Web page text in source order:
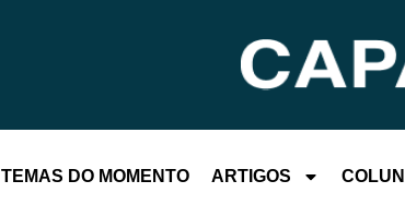
TEMAS DO MOMENTO ARTIGOS